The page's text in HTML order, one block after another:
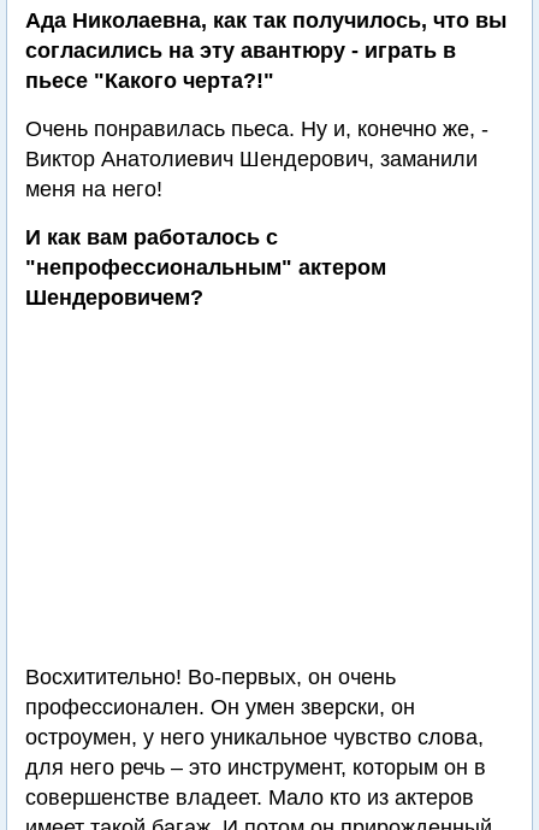
Ада Николаевна, как так получилось, что вы
согласились на эту авантюру - играть в
пьесе "Какого черта?!"
Очень понравилась пьеса. Ну и, конечно же, -
Виктор Анатолиевич Шендерович, заманили
меня на него!
И как вам работалось с
"непрофессиональным" актером
Шендеровичем?
Восхитительно! Во-первых, он очень
профессионален. Он умен зверски, он
остроумен, у него уникальное чувство слова,
для него речь – это инструмент, которым он в
совершенстве владеет. Мало кто из актеров